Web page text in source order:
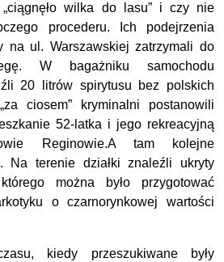
wilka do lasu” i czy nie
procederu. Ich podejrzenia
na ul. Warszawskiej zatrzymali do
W bagażniku samochodu
20 litrów spirytusu bez polskich
ciosem” kryminalni postanowili
52-latka i jego rekreacyjną
Reginowie.A tam kolejne
Na terenie działki znaleźli ukryty
można było przygotować
o czarnorynkowej wartości
kiedy przeszukiwane były